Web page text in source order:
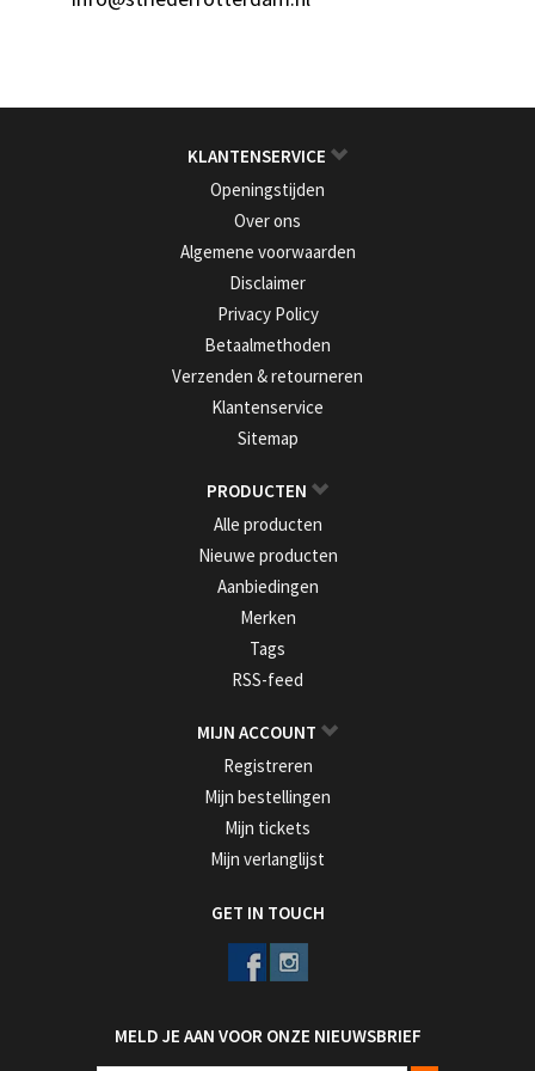
KLANTENSERVICE
Openingstijden
Over ons
Algemene voorwaarden
Disclaimer
Privacy Policy
Betaalmethoden
Verzenden & retourneren
Klantenservice
Sitemap
PRODUCTEN
Alle producten
Nieuwe producten
Aanbiedingen
Merken
Tags
RSS-feed
MIJN ACCOUNT
Registreren
Mijn bestellingen
Mijn tickets
Mijn verlanglijst
GET IN TOUCH
MELD JE AAN VOOR ONZE NIEUWSBRIEF